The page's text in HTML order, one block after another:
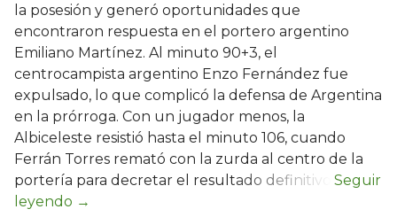
la posesión y generó oportunidades que
encontraron respuesta en el portero argentino
Emiliano Martínez. Al minuto 90+3, el
centrocampista argentino Enzo Fernández fue
expulsado, lo que complicó la defensa de Argentina
en la prórroga. Con un jugador menos, la
Albiceleste resistió hasta el minuto 106, cuando
Ferrán Torres remató con la zurda al centro de la
portería para decretar el resultado definitivo.